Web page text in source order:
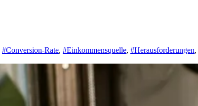
#Conversion-Rate, #Einkommensquelle, #Herausforderungen,